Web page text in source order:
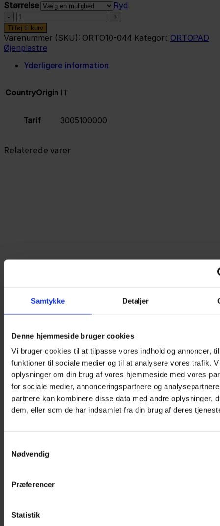
Samtykke Detaljer
Denne hjemmeside bruger cookies
Vi bruger cookies til at tilpasse vores indhold og annoncer,
funktioner til sociale medier og til at analysere vores trafik.
oplysninger om din brug af vores hjemmeside med vores
for sociale medier, annonceringspartnere og
partnere kan kombinere disse data med andre oplysninger,
dem, eller som de har indsamlet fra din brug af deres
Nødvendig
Præferencer
Statistik
Størrelse
Ryd
Pandas
&
flowers
(10
stk.)
antal
Tilføj til kurv
Varenummer (SKU): ORTO10-044 Kategori: ORTOPAD
Øjenplastre
Yderligere information
CountryOrigin IT
Tarif 3005100000
Relaterede varer
ORTOPAD Øjenplastre – Girls Soft (50 stk.)